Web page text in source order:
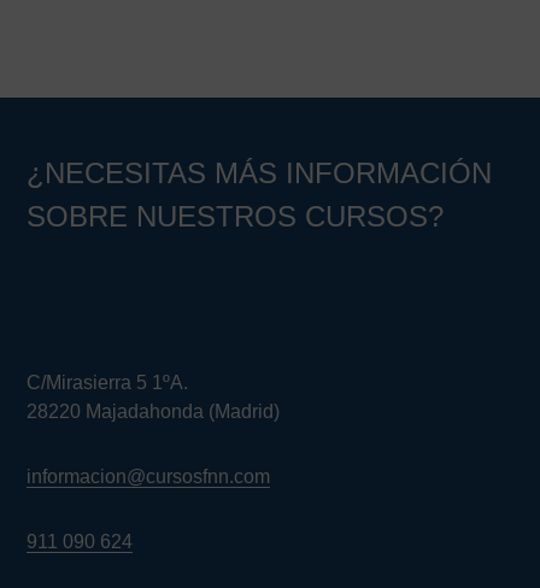
¿NECESITAS MÁS INFORMACIÓN
SOBRE NUESTROS CURSOS?
C/Mirasierra 5 1ºA.
28220 Majadahonda (Madrid)
informacion@cursosfnn.com
911 090 624